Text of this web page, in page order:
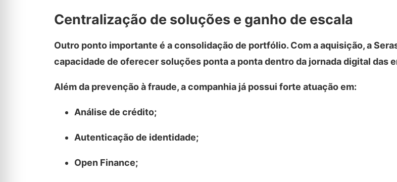
Centralização de soluções e ganho de escala
Outro ponto importante é a consolidação de portfólio. Com a aquisição, a
capacidade de oferecer soluções ponta a ponta dentro da jornada digital das
Além da prevenção à fraude, a companhia já possui forte atuação em:
Análise de crédito;
Autenticação de identidade;
Open Finance;